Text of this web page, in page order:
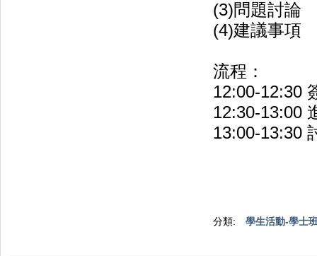
(3)問題討論
(4)建議事項
流程：
12:00-12:30
12:30-13:00
13:00-13:30
分類: 學生活動-學士